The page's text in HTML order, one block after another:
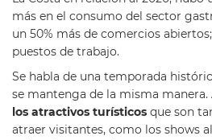
más en el consumo del sector
un 50% más de comercios
puestos de trabajo.
Se habla de una temporada
se mantenga de la misma manera.
los atractivos turísticos que son
atraer visitantes, como los shows